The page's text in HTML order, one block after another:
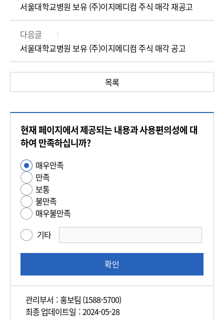
서울대학교병원 보유 (주)이지메디컴 주식 매각 재공고
다음글
서울대학교병원 보유 (주)이지메디컴 주식 매각 공고
목록
현재 페이지에서 제공되는 내용과 사용편의성에 대
하여 만족하십니까?
사
용
편
의
성
족
사
매우만족
만족
보통
불만족
매우불만족
기타
확인
관리부서 : 홍보팀 (1588-5700)
최종 업데이트일 : 2024-05-28